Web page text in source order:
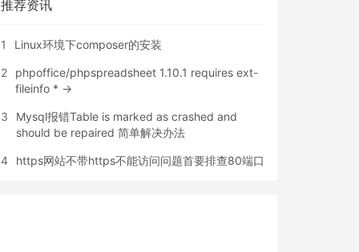
推荐资讯
1 Linux环境下composer的安装
2
phpoffice/phpspreadsheet 1.10.1 requires ext-
fileinfo * ->
3
Mysql报错Table is marked as crashed and
should be repaired 简单解决办法
4 https网站不带https不能访问问题首要排查80端口